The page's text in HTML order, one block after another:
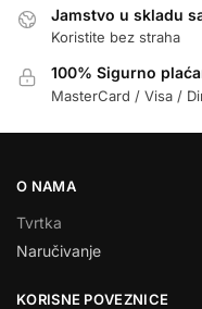
Jamstvo u skladu
Koristite bez straha
100% Sigurno
MasterCard / Visa /
O NAMA
Tvrtka
Naručivanje
KORISNE POVEZNICE